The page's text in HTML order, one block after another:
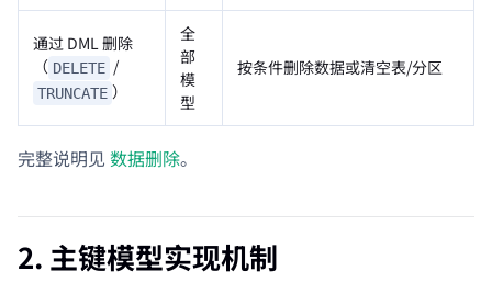
通过 DML 删除
（ DELETE /
TRUNCATE ）
全
部
模
型
按条件删除数据或清空表/分区
完整说明见 数据删除。
2. 主键模型实现机制